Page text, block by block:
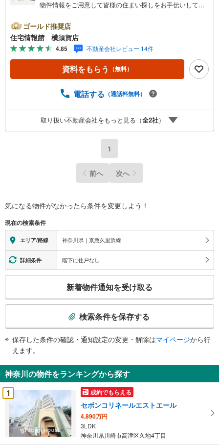
物件情報をご用意して皆様の住まい探しをお手伝いしてお
さい。住宅ローン相談会も同時開催中無理のない住宅ロー
ンの試算やご購入の際にかかる諸費用の概算も行っており
ます。しっかりとした資金計画のアドバイスをさせて頂き
ますので、お気軽にご相談ください。
ゴールド推奨店
住宅情報館 横須賀店
4.85 不動産会社レビュー 14件
資料をもらう （無料）
電話する （通話料無料）
取り扱い不動産会社をもっと見る（全2社）
1
前へ 次へ
気になる物件がなかったら条件を変更しよう！
現在の検索条件
エリア/路線 神奈川県｜京急久里浜線
詳細条件 階下に住戸なし
検
知
を
受
け
る
新着物件通知を受け取る
検索条件を保存する
保存した条件の確認・通知設定の変更・解除はマイページから行
えます。
神奈川の物件をランキングから探す
1
成約でもらえる
セボンコリネールエストエール
4,890万円
3LDK
神奈川県川崎市高津区久地4丁目